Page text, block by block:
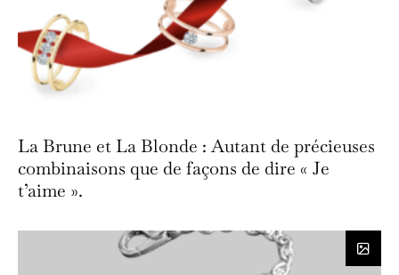
La Brune et La Blonde : Autant de précieuses
combinaisons que de façons de dire « Je
t’aime ».